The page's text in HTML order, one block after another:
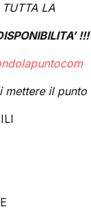
TUTTA LA
!!!
mettere il punto